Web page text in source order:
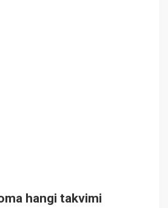
hangi takvimi